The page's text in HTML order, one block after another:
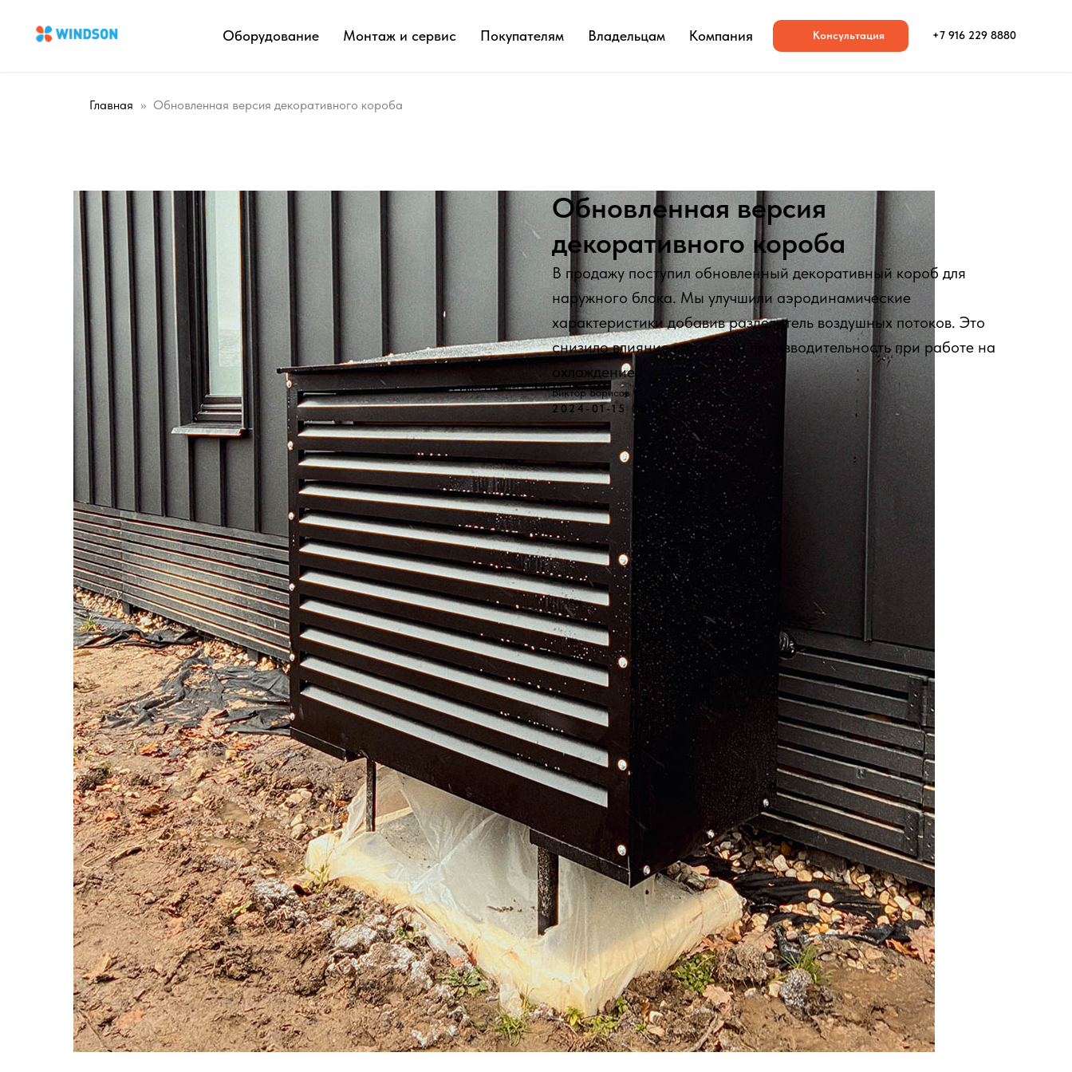
Оборудование Монтаж и сервис Покупателям Владельцам Компания Консультация +7 916 229 8880
Главная Обновленная версия декоративного короба
Обновленная версия
декоративного короба
В продажу поступил обновленный декоративный короб для
наружного блока. Мы улучшили аэродинамические
характеристики добавив разделитель воздушных потоков. Это
снизило влияние короба на производительность при работе на
охлаждение.
Виктор Борисов
2024-01-15 00:00